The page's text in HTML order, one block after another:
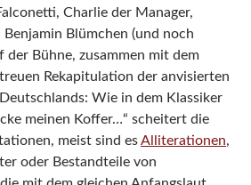
Charlie der Manager,
Benjamin Blümchen (und noch
Bühne, zusammen mit dem
Rekapitulation der anvisierten
Wie in dem Klassiker
meinen Koffer…“ scheitert die
meist sind esAlliterationen,
oder Bestandteile von